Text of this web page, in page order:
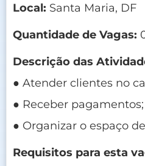
Local: Santa Maria, DF
Quantidade de Vagas:
Descrição das
● Atender clientes no
● Receber pagamentos;
● Organizar o espaço
Requisitos para esta